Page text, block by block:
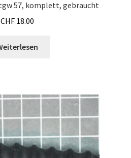
57, komplett, gebraucht
CHF 18.00